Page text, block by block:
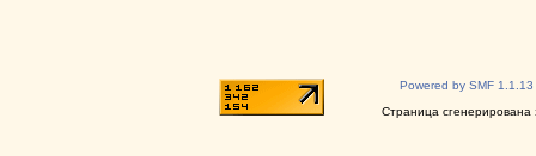
Powered by SMF 1.1.13
Страница сгенерирована